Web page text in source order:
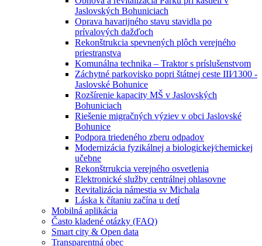
Jaslovských Bohuniciach
Oprava havarijného stavu stavidla po
prívalových dažďoch
Rekonštrukcia spevnených plôch verejného
priestranstva
Komunálna technika – Traktor s príslušenstvom
Záchytné parkovisko popri štátnej ceste III⁄1300 -
Jaslovské Bohunice
Rozšírenie kapacity MŠ v Jaslovských
Bohuniciach
Riešenie migračných výziev v obci Jaslovské
Bohunice
Podpora triedeného zberu odpadov
Modernizácia fyzikálnej a biologickej⁄chemickej
učebne
Rekonštrrukcia verejného osvetlenia
Elektronické služby centrálnej ohlasovne
Revitalizácia námestia sv Michala
Láska k čítaniu začína u detí
Mobilná aplikácia
Často kladené otázky (FAQ)
Smart city & Open data
Transparentná obec